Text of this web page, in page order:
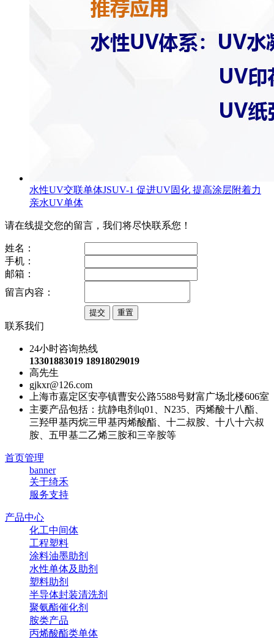
水性UV交联单体JSUV-1 促进UV固化 提高涂层附着力
亲水UV单体
请在线提交您的留言，我们将尽快联系您！
姓名：
手机：
邮箱：
留言内容：
联系我们
24小时咨询热线
13301883019 18918029019
高先生
gjkxr@126.com
上海市嘉定区安亭镇曹安公路5588号财富广场北楼606室
主要产品包括：抗静电剂lq01、N235、丙烯酸十八酯、
三羟甲基丙烷三甲基丙烯酸酯、十二叔胺、十八十六叔
胺、五甲基二乙烯三胺和三辛胺等
首页管理
banner
关于绮禾
服务支持
产品中心
化工中间体
工程塑料
涂料油墨助剂
水性单体及助剂
塑料助剂
半导体封装清洗剂
聚氨酯催化剂
胺类产品
丙烯酸酯类单体